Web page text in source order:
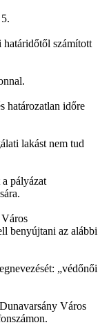
határidőtől számított
határozatlan időre
lakást nem tud
pályázat
benyújtani az alábbi
„védőnői
Város